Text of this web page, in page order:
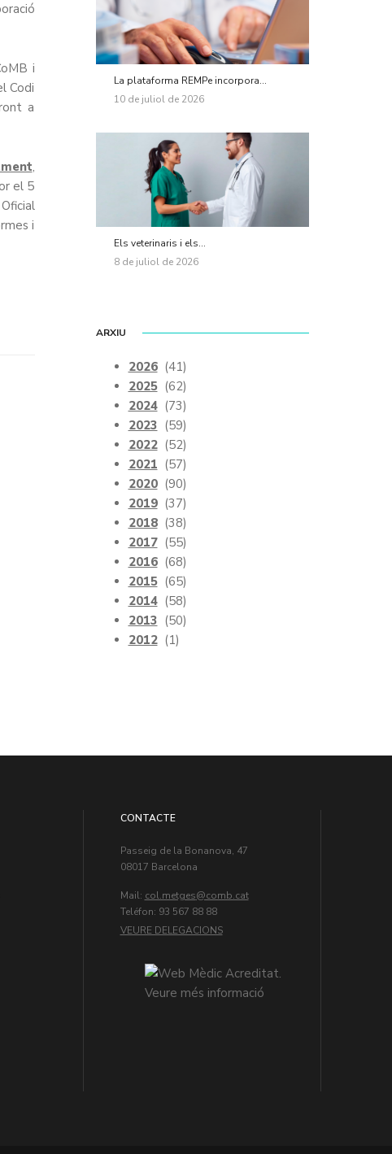
i
Codi
a
,
el 5
i
La plataforma REMPe incorpora...
10 de juliol de 2026
Els veterinaris i els...
8 de juliol de 2026
ARXIU
2026 (41)
2025 (62)
2024 (73)
2023 (59)
2022 (52)
2021 (57)
2020 (90)
2019 (37)
2018 (38)
2017 (55)
2016 (68)
2015 (65)
2014 (58)
2013 (50)
2012 (1)
CONTACTE
Passeig de la Bonanova, 47
08017 Barcelona
Mail: col.metges
Teléfon: 93 567 88 88
VEURE DELEGACIONS